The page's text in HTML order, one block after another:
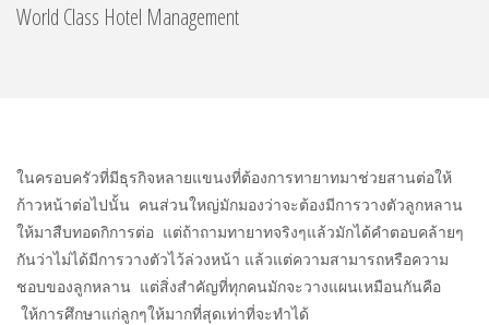
World Class Hotel Management
ในครอบครัวที่มีธุรกิจหลายแขนงที่ต้องการทายาทมาช่วยสานต่อให้
ก้าวหน้าต่อไปนั้น คนส่วนใหญ่มักมองว่าจะต้องมีการวางตัวลูกหลาน
ให้มาสืบทอดกิการต่อ แต่ถ้าถามทายาทจริงๆแล้วมักได้คำตอบคล้ายๆ
กันว่าไม่ได้มีการวางตัวไว้ล่วงหน้า แล้วแต่ความสามารถหรือความ
ชอบของลูกหลาน แต่สิ่งสำคัญที่ทุกคนมักจะวางแผนเหมือนกันคือ
ให้การศึกษาแก่ลูกๆให้มากที่สุดเท่าที่จะทำได้